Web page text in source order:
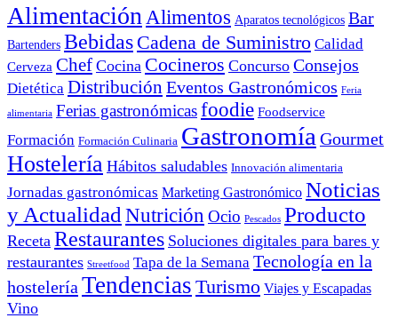
Alimentación Alimentos Aparatos tecnológicos Bar
Bartenders Bebidas Cadena de Suministro Calidad
Cerveza Chef Cocina Cocineros Concurso Consejos
Dietética Distribución Eventos Gastronómicos Feria
alimentaria Ferias gastronómicasfoodie Foodservice
Formación Formación Culinaria Gastronomía Gourmet
Hostelería Hábitos saludables Innovación alimentaria
Jornadas gastronómicas Marketing Gastronómico Noticias
y Actualidad Nutrición Ocio Pescados Producto
Receta Restaurantes Soluciones digitales para bares y
restaurantes Streetfood Tapa de la Semana Tecnología en la
hostelería Tendencias Turismo Viajes y Escapadas
Vino